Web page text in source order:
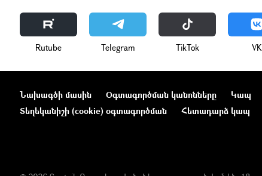
Rutube Telegram ТikТоk VK
Նախագծի մասին Օգտագործման կանոնները Կապ
Տեղեկանիշի (cookie) օգտագործման
Հետադարձ կապ